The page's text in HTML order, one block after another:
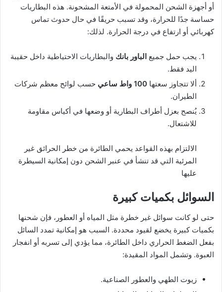
أو أجهزة الشحن المحمولة في الأمتعة المشحونة. هذه البطاريات
حساسة جدًا للحرارة، وقد تسبب حريقًا في حال حدوث تماس
كهربائي أو ارتفاع في درجة الحرارة. لذلك:
يجب حمل جميع الباور بانك والبطاريات الاحتياطية داخل حقيبة
اليد فقط.
ألا تتجاوز سعتها 100 واط ساعي
حسب لوائح معظم شركات
الطيران.
يُنصح بعزل أطراف البطارية أو وضعها في أكياس مقاومة
للاشتعال.
الالتزام بهذه القواعد يحمي الطائرة من خطر الحرائق غير
المرئية التي قد تنشأ في عنبر الشحن دون إمكانية السيطرة
عليها
السوائل بكميات كبيرة
حتى لو كانت سوائل غير خطرة مثل المياه أو العطور، فإن شحنها
بكميات كبيرة يخضع لقيود محددة. السبب هو إمكانية تمدد السائل
بفعل الضغط الحراري داخل الطائرة، مما يؤدي إلى تسربه أو انفجار
العبوة. وتشمل المواد المقيدة:
زيوت الطهي والعطور الصناعية.